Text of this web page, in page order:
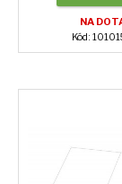
NA
Kód: